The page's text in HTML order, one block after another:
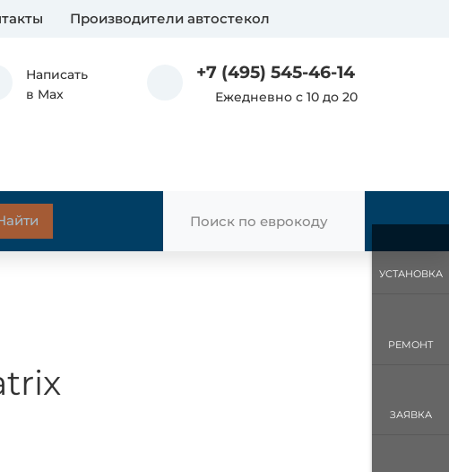
Производители автостекол
Написать
в Max
+7 (495) 545-46-14
Ежедневно с 10 до 20
УСТАНОВКА
РЕМОНТ
ЗАЯВКА